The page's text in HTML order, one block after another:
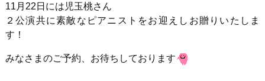
11月22日には児玉桃さん
２公演共に素敵なピアニストをお迎えしお贈りいたしま
す！
みなさまのご予約、お待ちしております